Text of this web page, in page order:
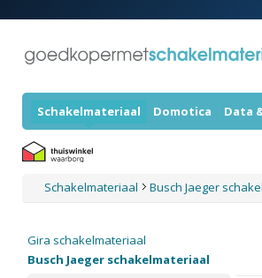
Schakelmateriaal Domotica Data
Schakelmateriaal Busch Jaeger
Gira schakelmateriaal
Busch Jaeger schakelmateriaal